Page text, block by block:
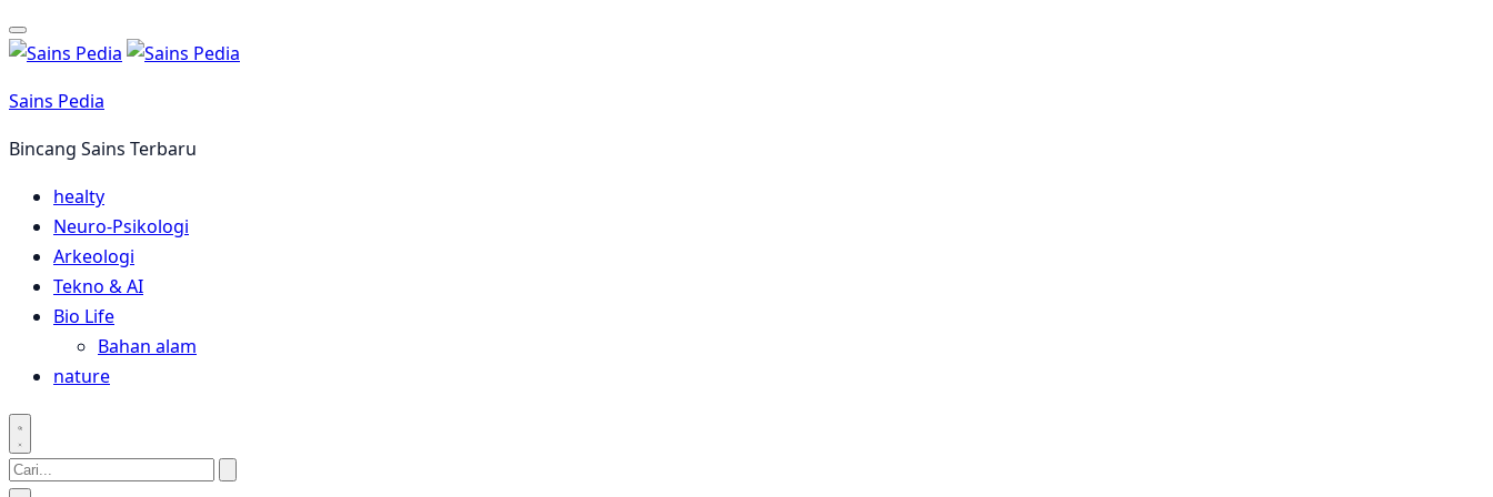
Langsung
ke
Sains Pedia
Bincang Sains Terbaru
healty
Neuro-Psikologi
Arkeologi
Tekno & AI
Bio Life
Bahan alam
nature